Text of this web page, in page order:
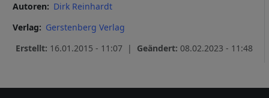
Autoren
Dirk Reinhardt
Verlag
Gerstenberg Verlag
Erstellt: 16.01.2015 - 11:07 | Geändert: 08.02.2023 - 11:48